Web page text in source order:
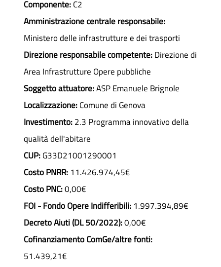
Componente:C2
Amministrazione centrale responsabile:
Ministero delle infrastrutture e dei trasporti
Direzione responsabile competente:Direzione di
Area Infrastrutture Opere pubbliche
Soggetto attuatore:ASP Emanuele Brignole
Localizzazione:Comune di Genova
Investimento:2.3 Programma innovativo della
qualità dell'abitare
CUP:G33D21001290001
Costo PNRR: 11.426.974,45€
Costo PNC:0,00€
FOI - Fondo Opere Indifferibili: 1.997.394,89€
Decreto Aiuti (DL 50/2022):0,00€
Cofinanziamento ComGe/altre fonti:
51.439,21€